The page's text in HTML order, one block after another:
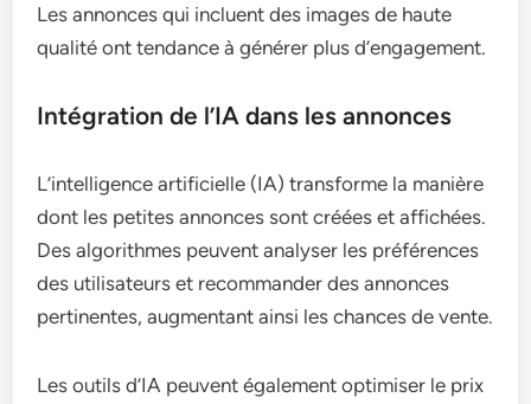
Les annonces qui incluent des images de haute
qualité ont tendance à générer plus d’engagement.
Intégration de l’IA dans les annonces
L’intelligence artificielle (IA) transforme la manière
dont les petites annonces sont créées et affichées.
Des algorithmes peuvent analyser les préférences
des utilisateurs et recommander des annonces
pertinentes, augmentant ainsi les chances de vente.
Les outils d’IA peuvent également optimiser le prix